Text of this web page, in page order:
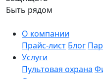
Быть рядом
О компании
Прайс-лист Блог
Услуги
Пультовая охрана